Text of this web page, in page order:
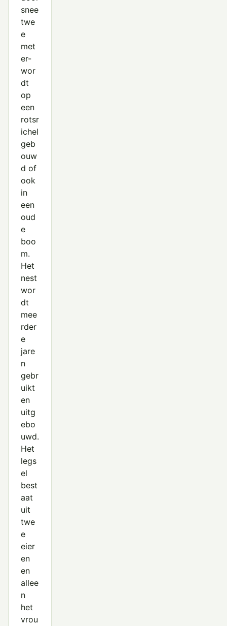
snee
twe
e
met
er-
wor
dt
op
een
rotsr
ichel
geb
ouw
d of
ook
in
een
oud
e
boo
m.
Het
nest
wor
dt
mee
rder
e
jare
n
gebr
uikt
en
uitg
ebo
uwd.
Het
legs
el
best
aat
uit
twe
e
eier
en
en
allee
n
het
vrou